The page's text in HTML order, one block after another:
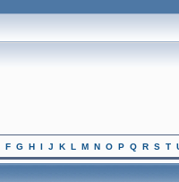
F G H I J K L M N O P Q R S T